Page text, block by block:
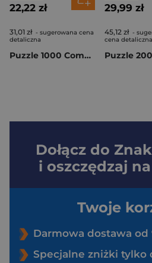
22,22 zł
31,01 zł - sugerowana cena
detaliczna
Puzzle 1000 Compact New York 37116
29,99 zł
45,12 zł -
cena detaliczna
Dołącz do Znak
i oszczędzaj
Twoje
Darmowa dostawa od
Specjalne zniżki